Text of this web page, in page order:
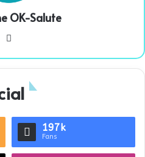
OK-Salute
te
197k
Fans